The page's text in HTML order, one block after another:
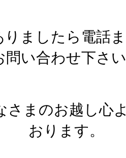
りましたら電話
問い合わせ下さ
さまのお越し心
おります。